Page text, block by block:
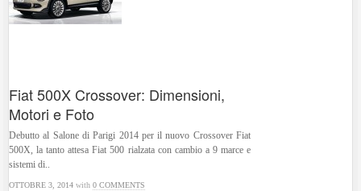
Fiat 500X Crossover: Dimensioni,
Motori e Foto
Debutto al Salone di Parigi 2014 per il nuovo Crossover Fiat
500X, la tanto attesa Fiat 500 rialzata con cambio a 9 marce e
sistemi di..
OTTOBRE 3, 2014 with0 COMMENTS